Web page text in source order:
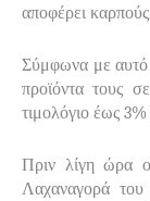
αποφέρει
Σύμφωνα με αυτό
προϊόντα τους
τιμολόγιο έως
Πριν λίγη ώρα
Λαχαναγορά